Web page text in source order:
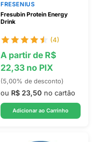
FRESENIUS
Fresubin Protein Energy
Drink
(4)
A partir de R$
22,33 no PIX
(5,00% de desconto)
ou R$ 23,50 no cartão
Adicionar ao Carrinho